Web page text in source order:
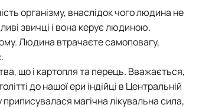
організму, внаслідок чого людина не
звичці і вона керує людиною.
Людина втрачаєте самоповагу,
що і картопля та перець. Вважається,
до нашої ери індійці в Центральній
магічна лікувальна сила,